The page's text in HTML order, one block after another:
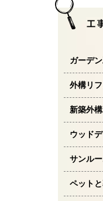
ガーデ
外構リ
新築外
ウッド
サンル
ペット